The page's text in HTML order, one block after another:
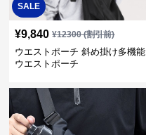
SALE
¥9,840 ¥12300(割引前)
ウエストポーチ 斜め掛け多機能
ウエストポーチ